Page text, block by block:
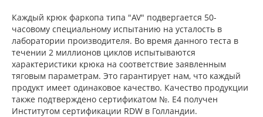
Каждый крюк фаркопа типа "AV" подвергается 50-
часовому специальному испытанию на усталость в
лаборатории производителя. Во время данного теста в
течении 2 миллионов циклов испытываются
характеристики крюка на соответствие заявленным
тяговым параметрам. Это гарантирует нам, что каждый
продукт имеет одинаковое качество. Качество продукции
также подтверждено сертификатом №. E4 получен
Институтом сертификации RDW в Голландии.